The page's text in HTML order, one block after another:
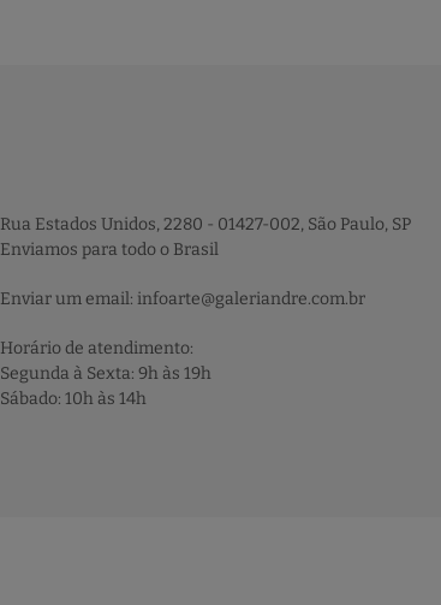
Rua Estados Unidos, 2280 - 01427-002, São Paulo, SP
Enviamos para todo o Brasil
Enviar um email: infoarte@galeriandre.com.br
Horário de atendimento:
Segunda à Sexta: 9h às 19h
Sábado: 10h às 14h